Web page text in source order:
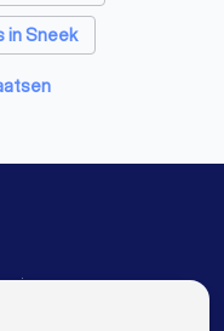
in Sneek
(FR)
Bolsward
jou